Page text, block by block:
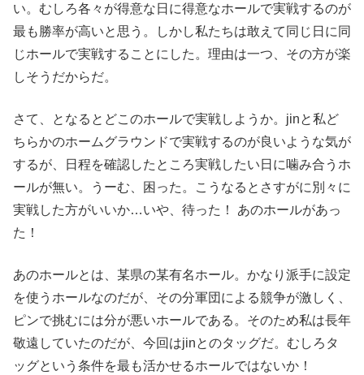
い。むしろ各々が得意な日に得意なホールで実戦するのが
最も勝率が高いと思う。しかし私たちは敢えて同じ日に同
じホールで実戦することにした。理由は一つ、その方が楽
しそうだからだ。
さて、となるとどこのホールで実戦しようか。jinと私ど
ちらかのホームグラウンドで実戦するのが良いような気が
するが、日程を確認したところ実戦したい日に噛み合うホ
ールが無い。うーむ、困った。こうなるとさすがに別々に
実戦した方がいいか…いや、待った！ あのホールがあっ
た！
あのホールとは、某県の某有名ホール。かなり派手に設定
を使うホールなのだが、その分軍団による競争が激しく、
ピンで挑むには分が悪いホールである。そのため私は長年
敬遠していたのだが、今回はjinとのタッグだ。むしろタ
ッグという条件を最も活かせるホールではないか！